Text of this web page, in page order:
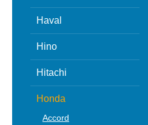
Haval
Hino
Hitachi
Honda
Accord